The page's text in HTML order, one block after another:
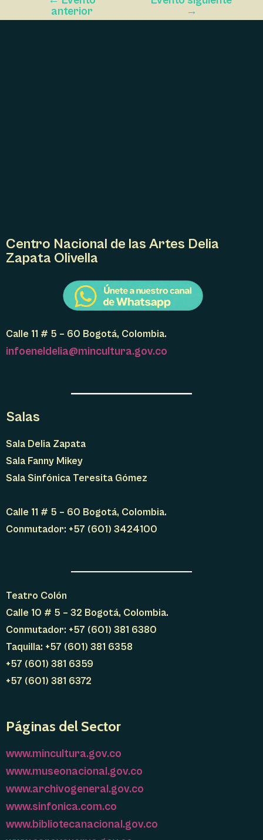
anterior
→
Centro Nacional de las Artes Delia
Zapata Olivella
Calle 11 # 5 – 60 Bogotá, Colombia.
infoeneldelia@mincultura.gov.co
Salas
Sala Delia Zapata
Sala Fanny Mikey
Sala Sinfónica Teresita Gómez
Calle 11 # 5 – 60 Bogotá, Colombia.
Conmutador: +57 (601) 3424100
Teatro Colón
Calle 10 # 5 – 32 Bogotá, Colombia.
Conmutador: +57 (601) 381 6380
Taquilla: +57 (601) 381 6358
+57 (601) 381 6359
+57 (601) 381 6372
Páginas del Sector
www.mincultura.gov.co
www.museonacional.gov.co
www.archivogeneral.gov.co
www.sinfonica.com.co
www.bibliotecanacional.gov.co